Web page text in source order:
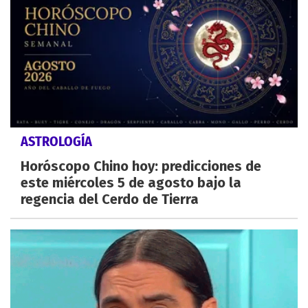
ASTROLOGÍA
Horóscopo Chino hoy: predicciones de
este miércoles 5 de agosto bajo la
regencia del Cerdo de Tierra